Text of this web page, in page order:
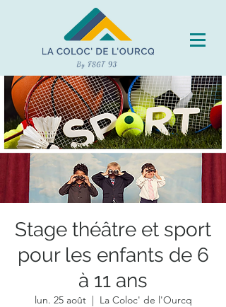
Stage théâtre et sport
pour les enfants de 6
à 11 ans
lun. 25 août
  |
La Coloc' de l'Ourcq